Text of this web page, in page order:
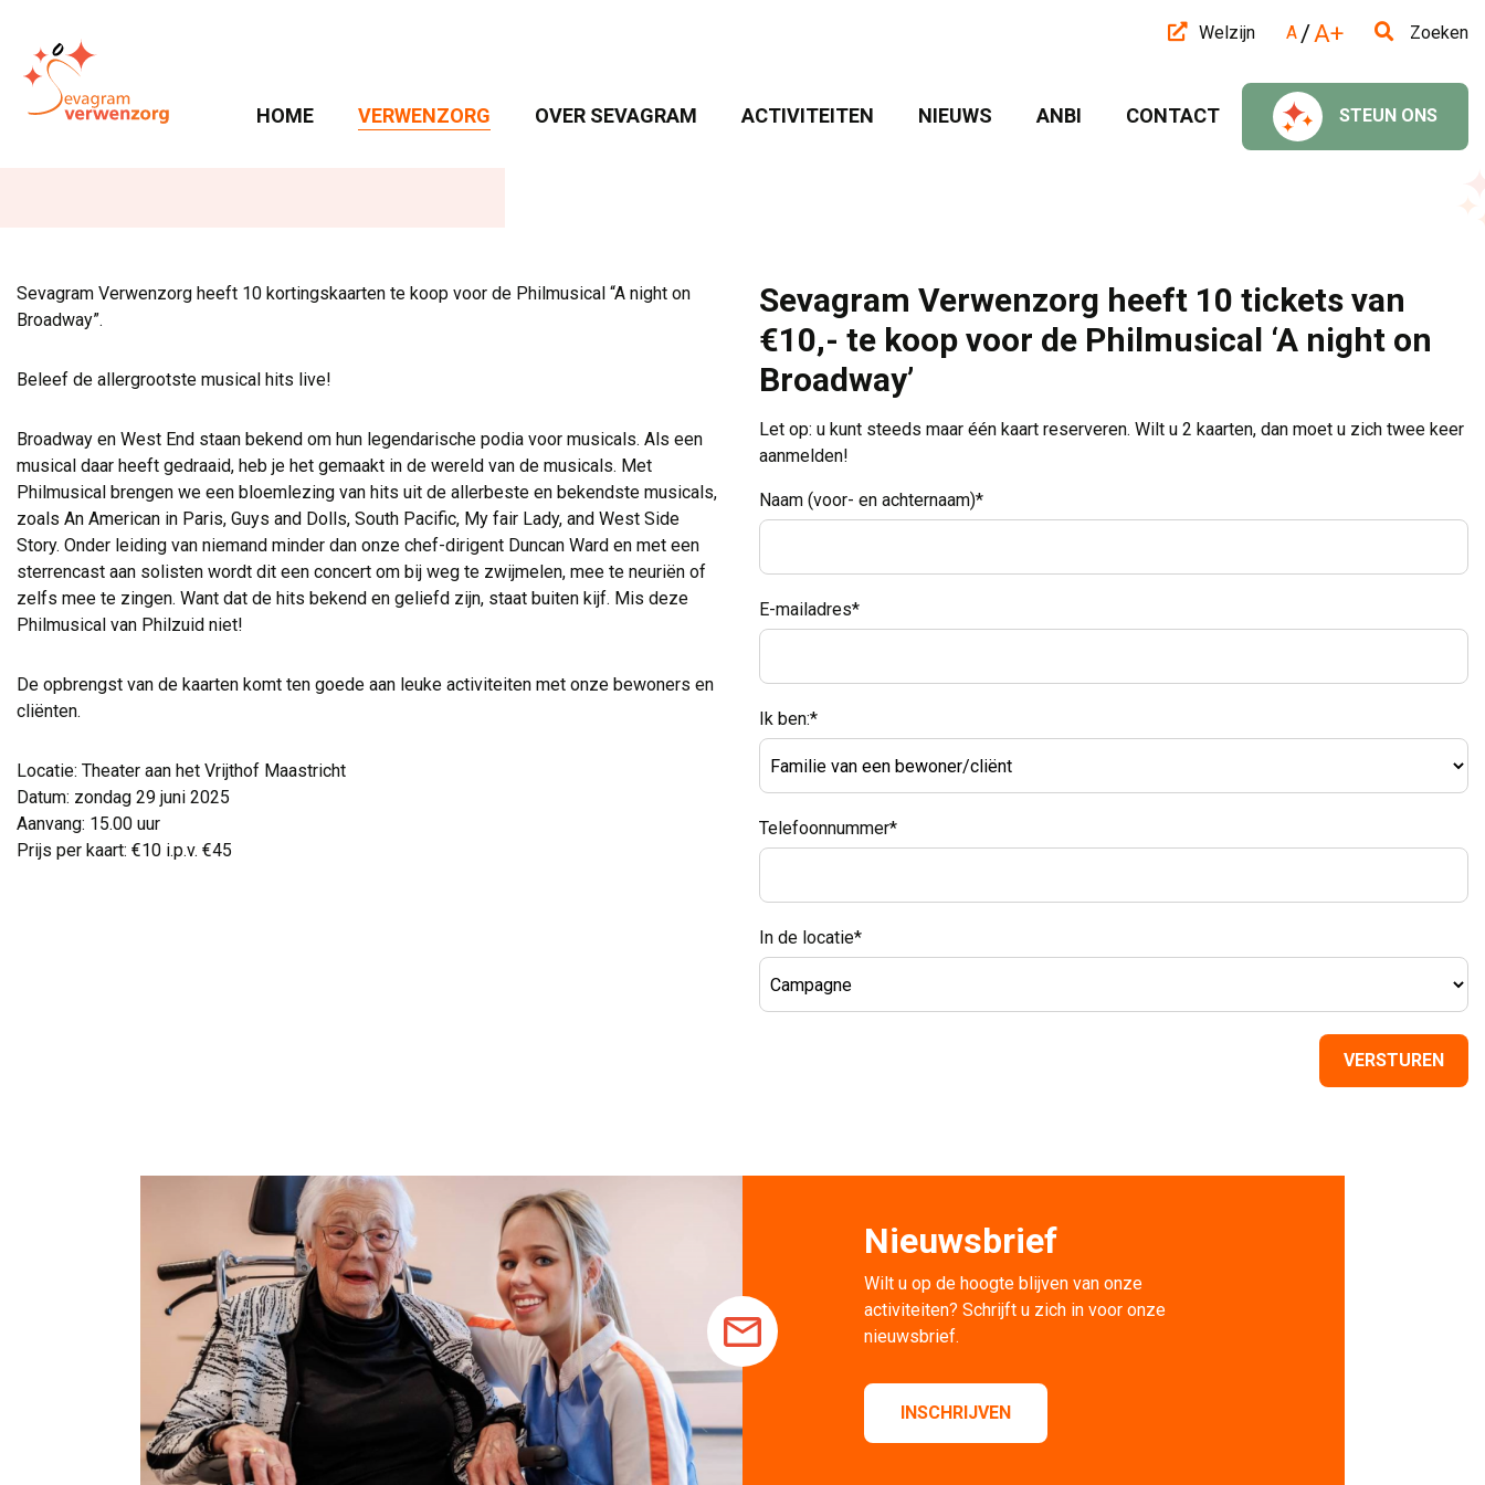
Welzijn A /A+ Zoeken
HOME VERWENZORG OVER SEVAGRAM ACTIVITEITEN NIEUWS ANBI CONTACT STEUN ONS
Sevagram Verwenzorg heeft 10 tickets van
€10,- te koop voor de Philmusical ‘A night on
Broadway’
Let op: u kunt steeds maar één kaart reserveren. Wilt u 2 kaarten, dan moet u zich twee keer
aanmelden!
Naam (voor- en achternaam)*
E-mailadres*
Ik ben:*
Telefoonnummer*
In de locatie*
Sevagram Verwenzorg heeft 10 kortingskaarten te koop voor de Philmusical “A night on
Broadway”.
Beleef de allergrootste musical hits live!
Broadway en West End staan bekend om hun legendarische podia voor musicals. Als een
musical daar heeft gedraaid, heb je het gemaakt in de wereld van de musicals. Met
Philmusical brengen we een bloemlezing van hits uit de allerbeste en bekendste musicals,
zoals An American in Paris, Guys and Dolls, South Pacific, My fair Lady, and West Side
Story. Onder leiding van niemand minder dan onze chef-dirigent Duncan Ward en met een
sterrencast aan solisten wordt dit een concert om bij weg te zwijmelen, mee te neuriën of
zelfs mee te zingen. Want dat de hits bekend en geliefd zijn, staat buiten kijf. Mis deze
Philmusical van Philzuid niet!
De opbrengst van de kaarten komt ten goede aan leuke activiteiten met onze bewoners en
cliënten.
Locatie: Theater aan het Vrijthof Maastricht
Datum: zondag 29 juni 2025
Aanvang: 15.00 uur
Prijs per kaart: €10 i.p.v. €45
Nieuwsbrief
Wilt u op de hoogte blijven van onze
activiteiten? Schrijft u zich in voor onze
nieuwsbrief.
INSCHRIJVEN